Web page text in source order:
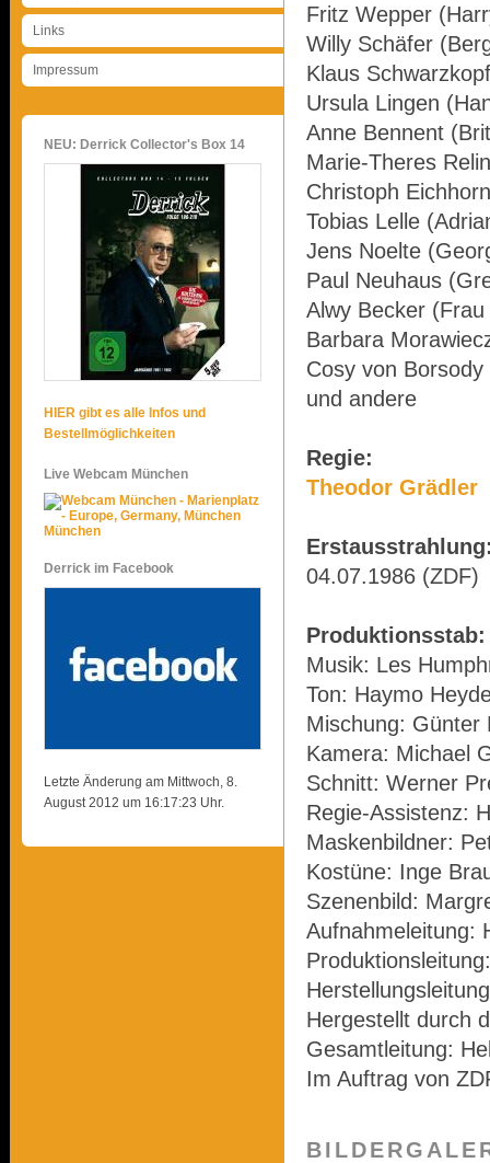
Links
Impressum
NEU: Derrick Collector's Box 14
HIER gibt es alle Infos und
Bestellmöglichkeiten
Live Webcam München
München
Derrick im Facebook
Letzte Änderung am Mittwoch, 8.
August 2012 um 16:17:23 Uhr.
Fritz Wepper
Willy Schäfer
Klaus
Ursula Lingen
Anne Bennent
Marie-Theres
Christoph
Tobias Lelle
Jens Noelte
Paul Neuhaus
Alwy Becker
Barbara
Cosy von Borsody
und andere
Regie:
Theodor Grädler
04.07.1986 (ZDF)
Produktionsstab:
Musik: Les
Ton: Haymo
Mischung: Günter
Kamera: Michael
Schnitt: Werner
Regie-Assistenz:
Maskenbildner:
Kostüne: Inge
Szenenbild:
Aufnahmeleitung:
Hergestellt durch
Gesamtleitung:
Im Auftrag von